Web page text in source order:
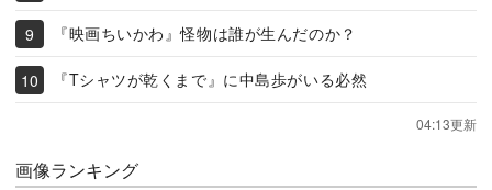
『映画ちいかわ』怪物は誰が生んだのか？
『Tシャツが乾くまで』に中島歩がいる必然
04:13更新
画像ランキング